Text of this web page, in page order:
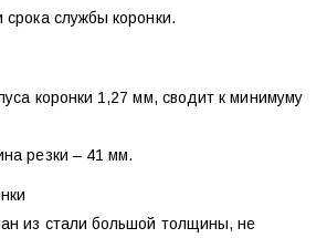
службы коронки.
коронки 1,27 мм, сводит к минимуму
резки – 41 мм.
из стали большой толщины, не